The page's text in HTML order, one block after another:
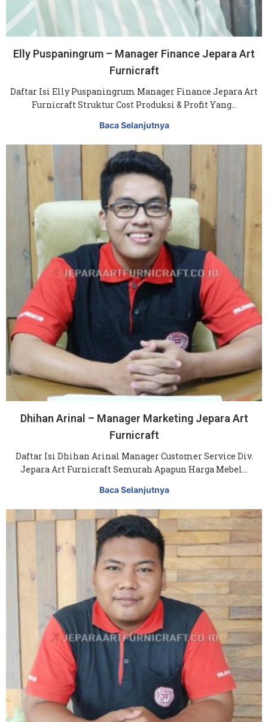
Elly Puspaningrum – Manager Finance Jepara Art
Furnicraft
Daftar Isi Elly Puspaningrum Manager Finance Jepara Art
Furnicraft Struktur Cost Produksi & Profit Yang…
Baca Selanjutnya
Dhihan Arinal – Manager Marketing Jepara Art
Furnicraft
Daftar Isi Dhihan Arinal Manager Customer Service Div.
Jepara Art Furnicraft Semurah Apapun Harga Mebel…
Baca Selanjutnya